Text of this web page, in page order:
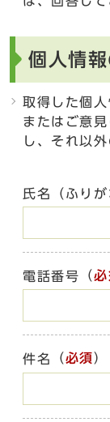
個人情
取得した個
またはご意
し、それ以
氏名（ふりが
電話番号 （必
件名 （必須）